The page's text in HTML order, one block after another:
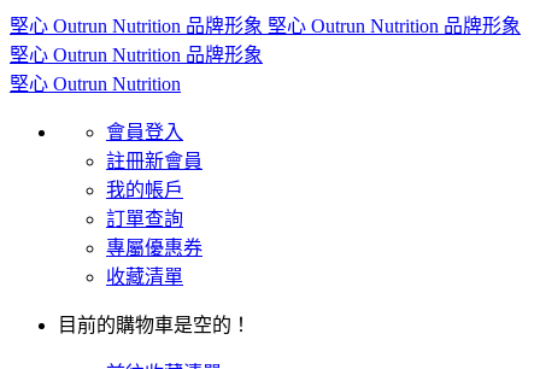
會員登入
註冊新會員
我的帳戶
訂單查詢
專屬優惠券
收藏清單
目前的購物車是空的！